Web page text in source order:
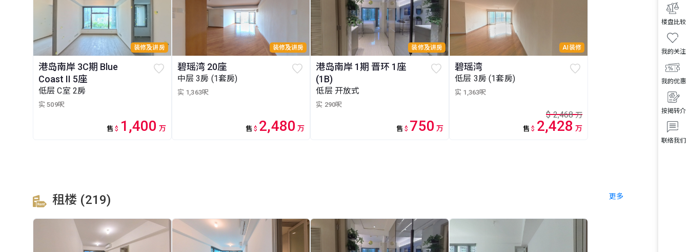
联络我们
按揭转介
我的优惠
我的关注
楼盘比较
装修及讲房
港岛南岸 3C期 Blue
Coast II 5座
低层 C室 2房
实 509呎
售 $ 1,400 万
装修及讲房
碧瑶湾 20座
中层 3房 (1套房)
实 1,363呎
售 $ 2,480 万
装修及讲房
港岛南岸 1期 晋环 1座
(1B)
低层 开放式
实 290呎
售 $ 750 万
AI装修
碧瑶湾
低层 3房 (1套房)
实 1,363呎
$2,468万
售 $ 2,428 万
更多
租楼 (219)